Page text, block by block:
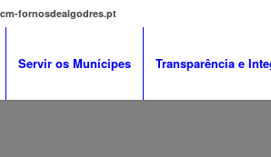
fornosdealgodres.pt
Servir os Munícipes Transparência e